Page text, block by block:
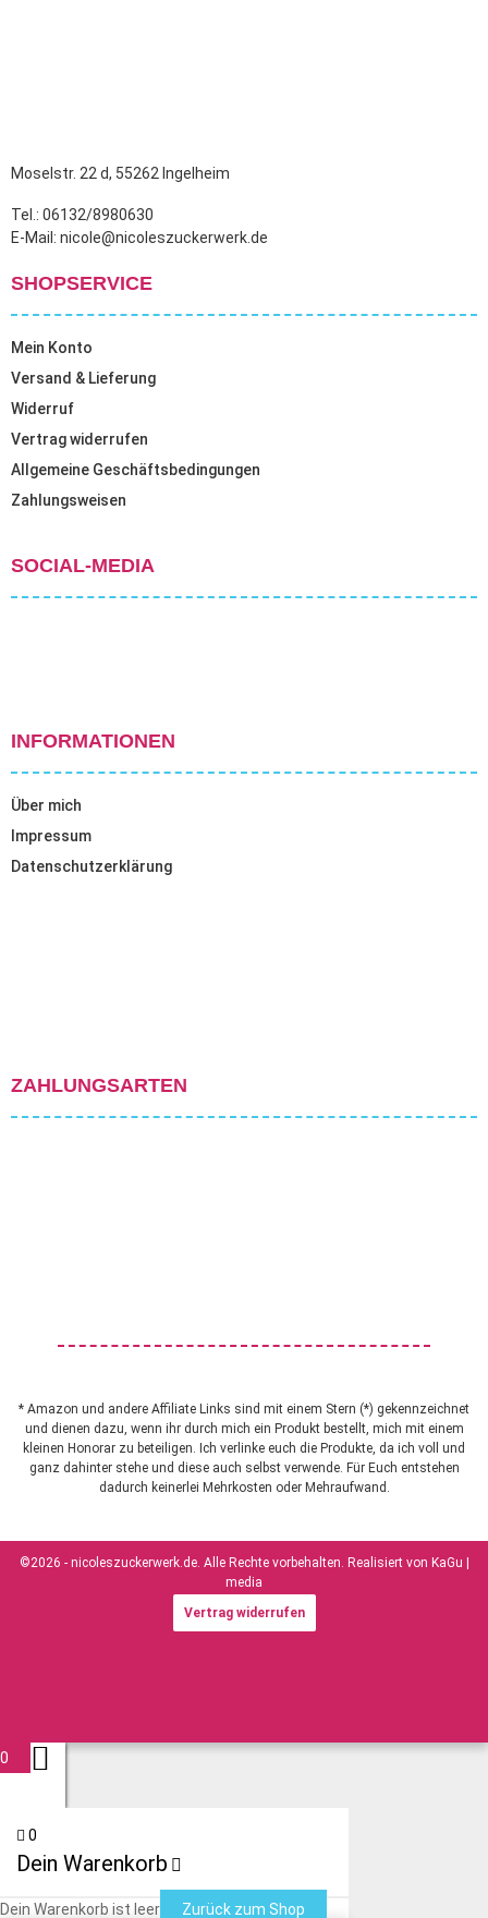
Moselstr. 22 d, 55262 Ingelheim
Tel.: 06132/8980630
E-Mail: nicole@nicoleszuckerwerk.de
SHOPSERVICE
Mein Konto
Versand & Lieferung
Widerruf
Vertrag widerrufen
Allgemeine Geschäftsbedingungen
Zahlungsweisen
SOCIAL-MEDIA
INFORMATIONEN
Über mich
Impressum
Datenschutzerklärung
ZAHLUNGSARTEN
* Amazon und andere Affiliate Links sind mit einem Stern (*) gekennzeichnet
und dienen dazu, wenn ihr durch mich ein Produkt bestellt, mich mit einem
kleinen Honorar zu beteiligen. Ich verlinke euch die Produkte, da ich voll und
ganz dahinter stehe und diese auch selbst verwende. Für Euch entstehen
dadurch keinerlei Mehrkosten oder Mehraufwand.
©2026 - nicoleszuckerwerk.de. Alle Rechte vorbehalten. Realisiert von KaGu |
media
Vertrag widerrufen
0
0
Dein Warenkorb
Dein Warenkorb ist leer Zurück zum Shop